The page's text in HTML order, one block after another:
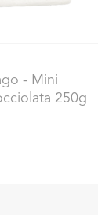
- Mini
250g